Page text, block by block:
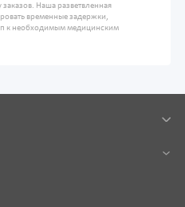
Наша разветвленная
временные задержки,
к необходимым медицинским